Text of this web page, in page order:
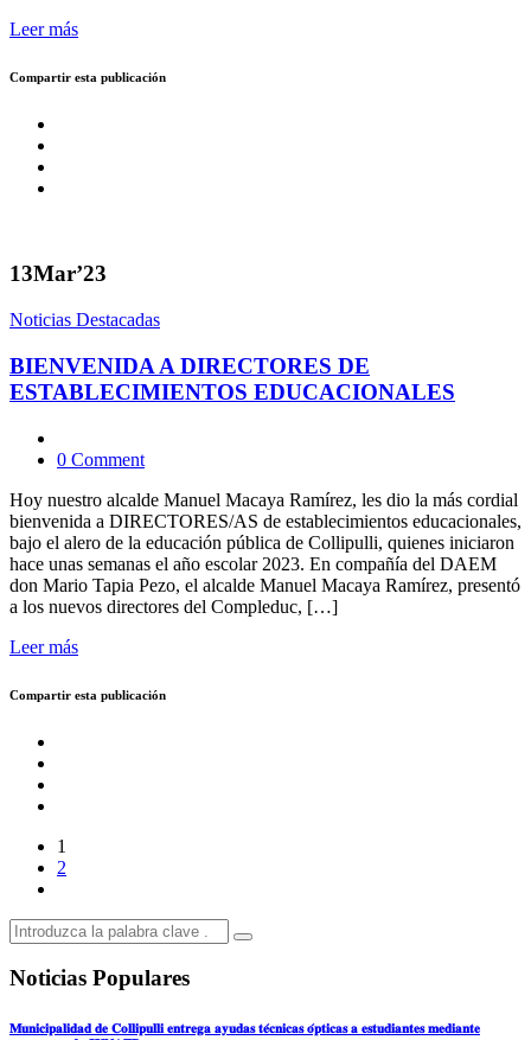
Leer más
Compartir esta publicación
13Mar’23
Noticias Destacadas
BIENVENIDA A DIRECTORES DE
ESTABLECIMIENTOS EDUCACIONALES
0 Comment
Hoy nuestro alcalde Manuel Macaya Ramírez, les dio la más cordial
bienvenida a DIRECTORES/AS de establecimientos educacionales,
bajo el alero de la educación pública de Collipulli, quienes iniciaron
hace unas semanas el año escolar 2023. En compañía del DAEM
don Mario Tapia Pezo, el alcalde Manuel Macaya Ramírez, presentó
a los nuevos directores del Compleduc, […]
Leer más
Compartir esta publicación
1
2
Noticias Populares
𝐌𝐮𝐧𝐢𝐜𝐢𝐩𝐚𝐥𝐢𝐝𝐚𝐝 𝐝𝐞 𝐂𝐨𝐥𝐥𝐢𝐩𝐮𝐥𝐥𝐢 𝐞𝐧𝐭𝐫𝐞𝐠𝐚 𝐚𝐲𝐮𝐝𝐚𝐬 𝐭𝐞́𝐜𝐧𝐢𝐜𝐚𝐬 𝐨́𝐩𝐭𝐢𝐜𝐚𝐬 𝐚 𝐞𝐬𝐭𝐮𝐝𝐢𝐚𝐧𝐭𝐞𝐬 𝐦𝐞𝐝𝐢𝐚𝐧𝐭𝐞